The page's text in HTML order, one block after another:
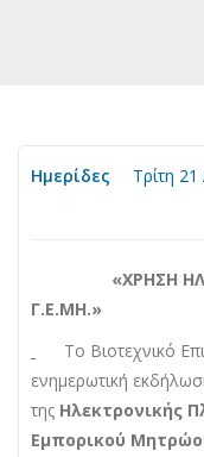
Ημερίδες Τρίτη
«ΧΡΗΣΗ
Γ.Ε.ΜΗ.»
Το Βιοτεχνικό
ενημερωτική
της Ηλεκτρονικής
Εμπορικού